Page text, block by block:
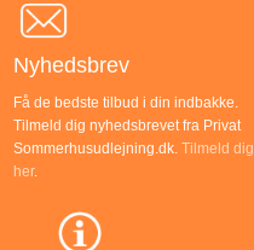
Nyhedsbrev
Få de bedste tilbud i din indbakke.
Tilmeld dig nyhedsbrevet fra Privat
Sommerhusudlejning.dk.Tilmeld dig
her.